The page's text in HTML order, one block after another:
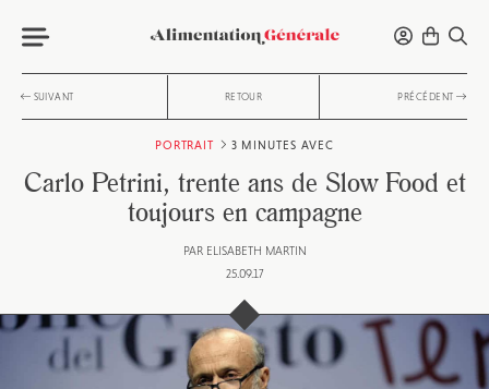
SUIVANT RETOUR PRÉCÉDENT
PORTRAIT 3 MINUTES AVEC
Carlo Petrini, trente ans de Slow Food et
toujours en campagne
PAR ELISABETH MARTIN
25.09.17